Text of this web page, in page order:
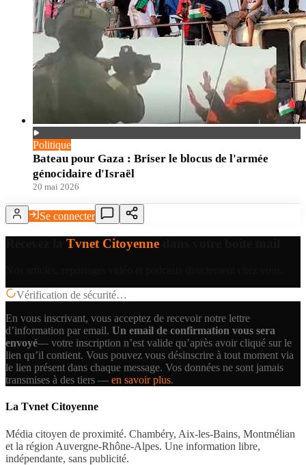
Politique
Bateau pour Gaza : Briser le blocus de l'armée
génocidaire d'Israël
20 mai 2026
Se connecter
Tvnet Citoyenne
Vérification de sécurité…
En vous inscrivant, vous acceptez de recevoir notre lettre
d’information par email. Un email de confirmation vous sera
envoyé— votre inscription n’est valide qu’après avoir cliqué sur le
lien qu’il contient. Vous pouvez vous désinscrire à tout moment via
le lien présent dans chaque message. Vos données ne sont jamais
transmises à des tiers — en savoir plus.
La Tvnet Citoyenne
Média citoyen de proximité. Chambéry, Aix-les-Bains, Montmélian
et la région Auvergne-Rhône-Alpes. Une information libre,
indépendante, sans publicité.